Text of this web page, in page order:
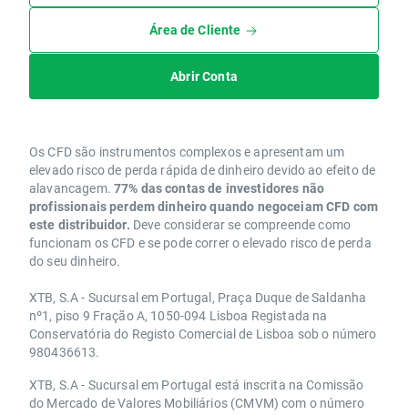
Área de Cliente
Abrir Conta
Os CFD são instrumentos complexos e apresentam um
elevado risco de perda rápida de dinheiro devido ao efeito de
alavancagem. 77% das contas de investidores não
profissionais perdem dinheiro quando negoceiam CFD com
este distribuidor. Deve considerar se compreende como
funcionam os CFD e se pode correr o elevado risco de perda
do seu dinheiro.
XTB, S.A - Sucursal em Portugal, Praça Duque de Saldanha
nº1, piso 9 Fração A, 1050-094 Lisboa Registada na
Conservatória do Registo Comercial de Lisboa sob o número
980436613.
XTB, S.A - Sucursal em Portugal está inscrita na Comissão
do Mercado de Valores Mobiliários (CMVM) com o número